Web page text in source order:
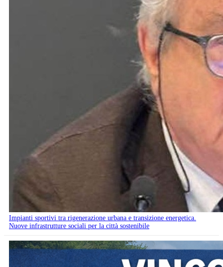
Impianti sportivi tra rigenerazione urbana e transizione energetica.
Nuove infrastrutture sociali per la città sostenibile